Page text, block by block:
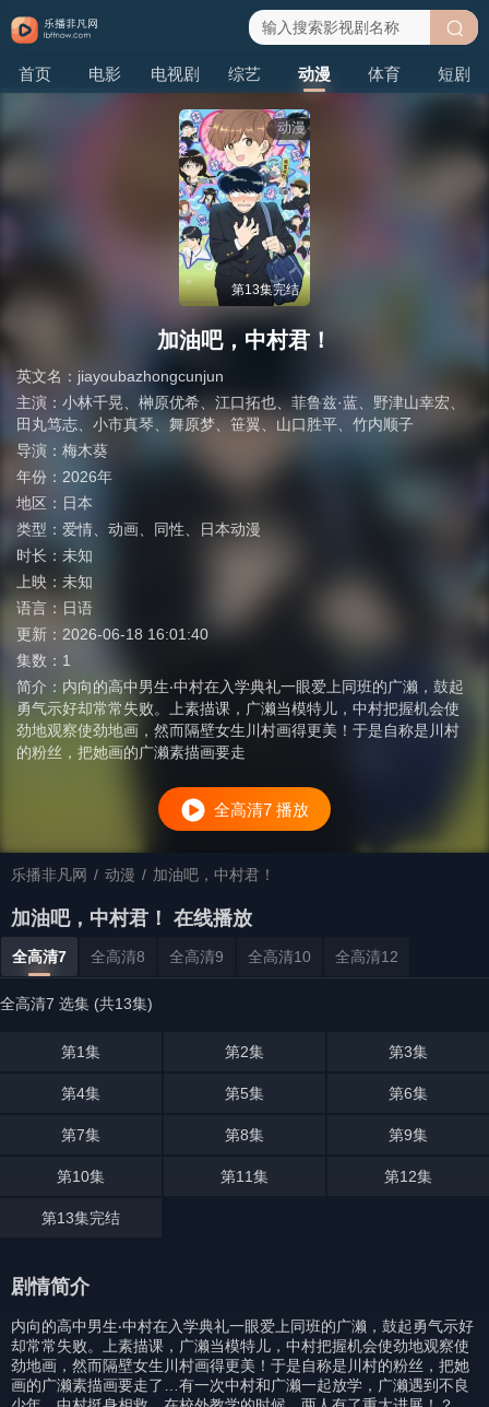
首页 电影 电视剧 综艺 动漫 体育 短剧
搜
动漫
第13集完结
加油吧，中村君！
英文名： jiayoubazhongcunjun
主演： 小林千晃 榊原优希、 江口拓也 菲鲁兹·蓝 野津山幸宏
田丸笃志
小市真琴 舞原梦 笹翼 山口胜平
竹内顺子
导演： 梅木葵
年份： 2026年
地区： 日本
类型： 爱情 动画 同性
日本动漫
时长： 未知
上映： 未知
语言： 日语
更新： 2026-06-18 16:01:40
集数： 1
简介： 内向的高中男生‧中村在入学典礼一眼爱上同班的广濑，鼓起
勇气示好却常常失败。上素描课，广濑当模特儿，中村把握机会使
劲地观察使劲地画，然而隔壁女生川村画得更美！于是自称是川村
的粉丝，把她画的广濑素描画要走
全高清7 播放
乐播非凡网 / 动漫 / 加油吧，中村君！
加油吧，中村君！ 在线播放
全高清7 全高清8 全高清9 全高清10 全高清12
全高清7 选集 (共13集)
第1集 第2集 第3集
第4集 第5集 第6集
第7集 第8集 第9集
第10集 第11集 第12集
第13集完结
剧情简介
内向的高中男生‧中村在入学典礼一眼爱上同班的广濑，鼓起勇气示好
却常常失败。上素描课，广濑当模特儿，中村把握机会使劲地观察使
劲地画，然而隔壁女生川村画得更美！于是自称是川村的粉丝，把她
画的广濑素描画要走了…有一次中村和广濑一起放学，广濑遇到不良